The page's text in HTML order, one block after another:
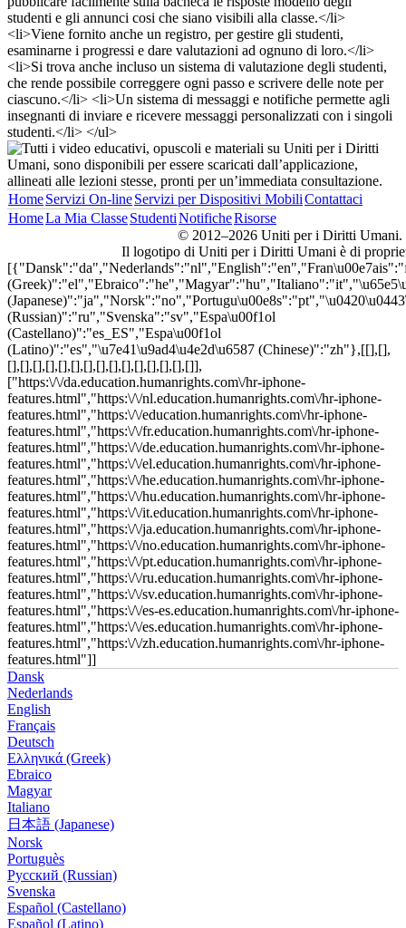
HomeServizi On-lineServizi per Dispositivi MobiliContattaci
HomeLa Mia ClasseStudentiNotificheRisorse
© 2012–2026 Uniti per i Diritti Umani.
Il logotipo di Uniti per i Diritti Umani è di
(Russian)":"ru","Svenska":"sv","Espa\u00f1ol
(Castellano)":"es_ES","Espa\u00f1ol
(Latino)":"es","\u7e41\u9ad4\u4e2d\u6587 (Chinese)":"zh"},[[],[],
[],[],[],[],[],[],[],[],[],[],[],[],[],[],[]],
["https:\/\/da.education.humanrights.com\/hr-iphone-
features.html","https:\/\/nl.education.humanrights.com\/hr-iphone-
features.html","https:\/\/education.humanrights.com\/hr-iphone-
features.html","https:\/\/fr.education.humanrights.com\/hr-iphone-
features.html","https:\/\/de.education.humanrights.com\/hr-iphone-
features.html","https:\/\/el.education.humanrights.com\/hr-iphone-
features.html","https:\/\/he.education.humanrights.com\/hr-iphone-
features.html","https:\/\/hu.education.humanrights.com\/hr-iphone-
features.html","https:\/\/it.education.humanrights.com\/hr-iphone-
features.html","https:\/\/ja.education.humanrights.com\/hr-iphone-
features.html","https:\/\/no.education.humanrights.com\/hr-iphone-
features.html","https:\/\/pt.education.humanrights.com\/hr-iphone-
features.html","https:\/\/ru.education.humanrights.com\/hr-iphone-
features.html","https:\/\/sv.education.humanrights.com\/hr-iphone-
features.html","https:\/\/es-es.education.humanrights.com\/hr-iphone-
features.html","https:\/\/es.education.humanrights.com\/hr-iphone-
features.html","https:\/\/zh.education.humanrights.com\/hr-iphone-
features.html"]]
Dansk
Nederlands
English
Français
Deutsch
Ελληνικά (Greek)
Ebraico
Magyar
Italiano
日本語 (Japanese)
Norsk
Portuguès
Русский (Russian)
Svenska
Español (Castellano)
Español (Latino)